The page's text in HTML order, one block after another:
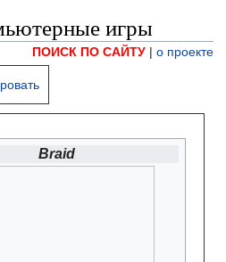
игры
ПОИСК ПО САЙТУ | о проекте
Braid